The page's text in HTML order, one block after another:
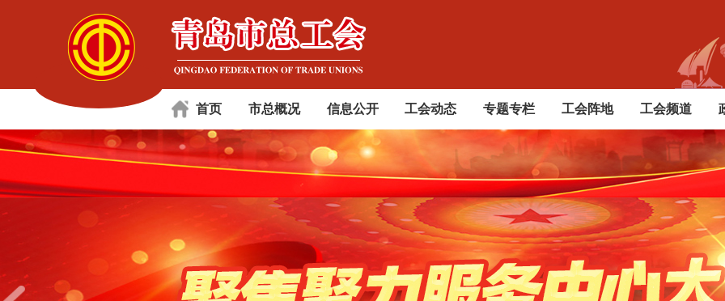
首页 市总概况 信息公开 工会动态 专题专栏 工会阵地 工会频道